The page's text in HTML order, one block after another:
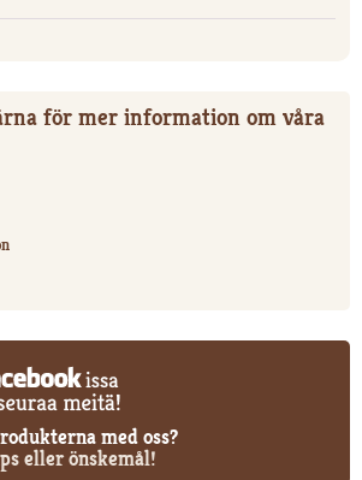
för mer information om våra
med oss?
eller önskemål!